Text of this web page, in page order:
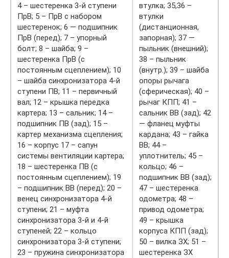
4 – шестеренка 3-й ступени
ПрВ; 5 – ПрВ с набором
шестеренок; 6 — подшипник
ПрВ (перед); 7 – упорный
болт; 8 – шайба; 9 –
шестеренка ПрВ (с
постоянным сцеплением); 10
– шайба синхронизатора 4-й
ступени ПВ; 11 – первичный
вал; 12 – крышка передка
картера; 13 – сальник; 14 –
подшипник ПВ (зад); 15 –
картер механизма сцепления;
16 – корпус 17 – сапун
системы вентиляции картера;
18 – шестеренка ПВ (с
постоянным сцеплением); 19
– подшипник ВВ (перед); 20 –
венец синхронизатора 4-й
ступени; 21 – муфта
синхронизатора 3-й и 4-й
ступеней; 22 – кольцо
синхронизатора 3-й ступени;
23 – пружина синхронизатора
втулка; 35,36 –
втулки
(дистанционная,
запорная); 37 —
пыльник (внешний);
38 – пыльник
(внутр.); 39 – шайба
опоры рычага
(сферическая); 40 –
рычаг КПП; 41 –
сальник ВВ (зад); 42
— фланец муфты
кардана; 43 – гайка
ВВ; 44 –
уплотнитель; 45 –
кольцо; 46 –
подшипник ВВ (зад);
47 – шестеренка
одометра; 48 –
привод одометра;
49 – крышка
корпуса КПП (зад);
50 – вилка ЗХ; 51 –
шестеренка ЗХ